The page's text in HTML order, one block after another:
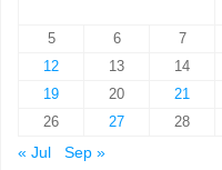
5
6 7
12
13 14
19
20 21
26
27 28
« Jul
Sep »